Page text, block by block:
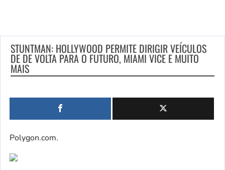
STUNTMAN: HOLLYWOOD PERMITE DIRIGIR VEÍCULOS
DE DE VOLTA PARA O FUTURO, MIAMI VICE E MUITO
MAIS
Polygon.com.